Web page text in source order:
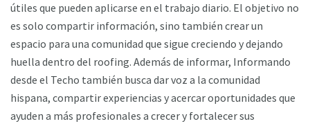
útiles que pueden aplicarse en el trabajo diario. El objetivo no
es solo compartir información, sino también crear un
espacio para una comunidad que sigue creciendo y dejando
huella dentro del roofing. Además de informar, Informando
desde el Techo también busca dar voz a la comunidad
hispana, compartir experiencias y acercar oportunidades que
ayuden a más profesionales a crecer y fortalecer sus